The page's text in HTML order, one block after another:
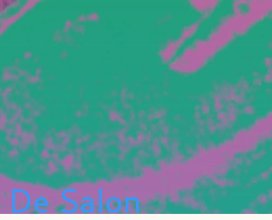
De Salon